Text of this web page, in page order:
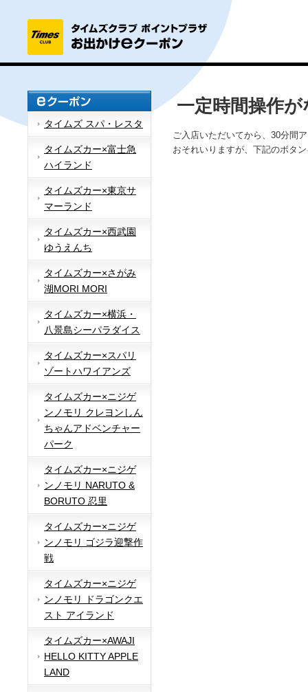
タイムズ スパ・レスタ
タイムズカー×富士急
ハイランド
タイムズカー×東京サ
マーランド
タイムズカー×西武園
ゆうえんち
タイムズカー×さがみ
湖MORI MORI
タイムズカー×横浜・
八景島シーパラダイス
タイムズカー×スパリ
ゾートハワイアンズ
タイムズカー×ニジゲ
ンノモリ クレヨンしん
ちゃんアドベンチャー
パーク
タイムズカー×ニジゲ
ンノモリ NARUTO &
BORUTO 忍里
タイムズカー×ニジゲ
ンノモリ ゴジラ迎撃作
戦
タイムズカー×ニジゲ
ンノモリ ドラゴンクエ
スト アイランド
タイムズカー×AWAJI
HELLO KITTY APPLE
LAND
一定時間操作
ご入店いただいてから、30分間
おそれいりますが、下記のボタ